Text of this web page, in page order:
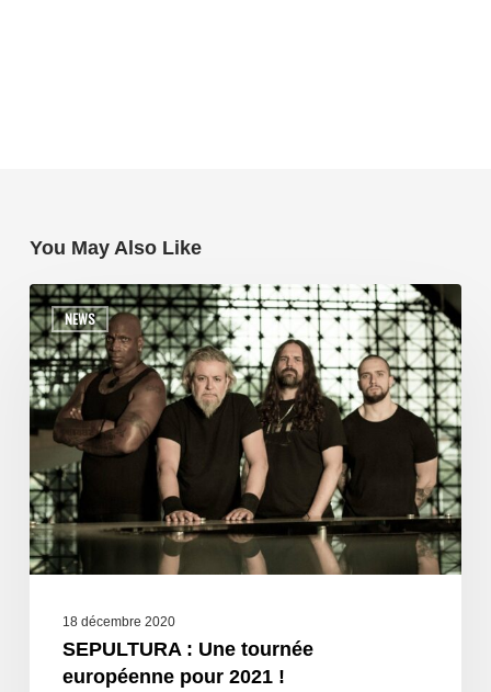
You May Also Like
NEWS
18 décembre 2020
SEPULTURA : Une tournée
européenne pour 2021 !